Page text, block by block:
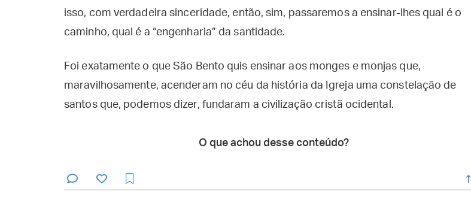
isso, com verdadeira sinceridade, então, sim, passaremos a ensinar-lhes qual é o
caminho, qual é a “engenharia” da santidade.
Foi exatamente o que São Bento quis ensinar aos monges e monjas que,
maravilhosamente, acenderam no céu da história da Igreja uma constelação de
santos que, podemos dizer, fundaram a civilização cristã ocidental.
O que achou desse conteúdo?
enviar